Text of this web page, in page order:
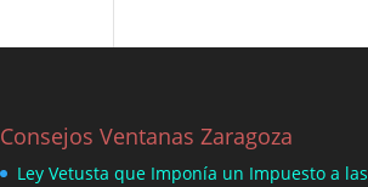
Consejos Ventanas Zaragoza
Ley Vetusta que Imponía un Impuesto a las